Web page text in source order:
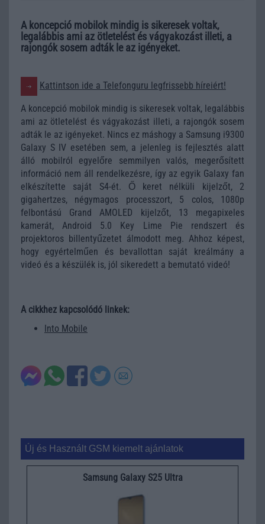
A koncepció mobilok mindig is sikeresek voltak,
legalábbis ami az ötletelést és vágyakozást illeti, a
rajongók sosem adták le az igényeket.
Kattintson ide a Telefonguru legfrissebb híreiért!
A koncepció mobilok mindig is sikeresek voltak, legalábbis
ami az ötletelést és vágyakozást illeti, a rajongók sosem
adták le az igényeket. Nincs ez máshogy a Samsung i9300
Galaxy S IV esetében sem, a jelenleg is fejlesztés alatt
álló mobilról egyelőre semmilyen valós, megerősített
információ nem áll rendelkezésre, így az egyik Galaxy fan
elkészítette saját S4-ét. Ő keret nélküli kijelzőt, 2
gigahertzes, négymagos processzort, 5 colos, 1080p
felbontású Grand AMOLED kijelzőt, 13 megapixeles
kamerát, Android 5.0 Key Lime Pie rendszert és
projektoros billentyűzetet álmodott meg. Ahhoz képest,
hogy egyértelműen és bevallottan saját kreálmány a
videó és a készülék is, jól sikeredett a bemutató videó!
A cikkhez kapcsolódó linkek:
Into Mobile
Új és Használt GSM kiemelt ajánlatok
Samsung Galaxy S25 Ultra